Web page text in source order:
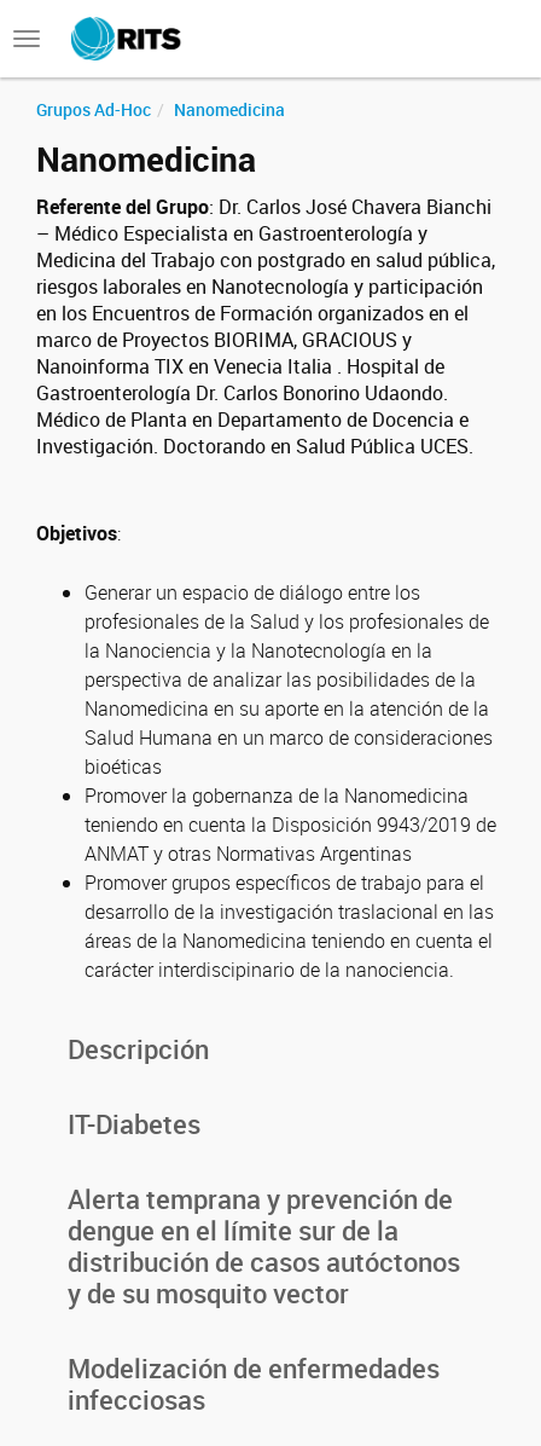
Toggle
navigation
Grupos Ad-Hoc Nanomedicina
Nanomedicina
Referente del Grupo: Dr. Carlos José Chavera Bianchi
– Médico Especialista en Gastroenterología y
Medicina del Trabajo con postgrado en salud pública,
riesgos laborales en Nanotecnología y participación
en los Encuentros de Formación organizados en el
marco de Proyectos BIORIMA, GRACIOUS y
Nanoinforma TIX en Venecia Italia . Hospital de
Gastroenterología Dr. Carlos Bonorino Udaondo.
Médico de Planta en Departamento de Docencia e
Investigación. Doctorando en Salud Pública UCES.
Objetivos:
Generar un espacio de diálogo entre los
profesionales de la Salud y los profesionales de
la Nanociencia y la Nanotecnología en la
perspectiva de analizar las posibilidades de la
Nanomedicina en su aporte en la atención de la
Salud Humana en un marco de consideraciones
bioéticas
Promover la gobernanza de la Nanomedicina
teniendo en cuenta la Disposición 9943/2019 de
ANMAT y otras Normativas Argentinas
Promover grupos específicos de trabajo para el
desarrollo de la investigación traslacional en las
áreas de la Nanomedicina teniendo en cuenta el
carácter interdiscipinario de la nanociencia.
Descripción
IT-Diabetes
Alerta temprana y prevención de
dengue en el límite sur de la
distribución de casos autóctonos
y de su mosquito vector
Modelización de enfermedades
infecciosas